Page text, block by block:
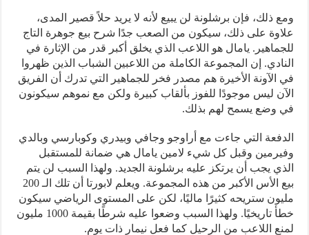
ومع ذلك، فإن برشلونة لن يبيع لأنه لا يريد حلاً قصير المدى،
علاوة على ذلك، سيكون من الصعب جدًا شرح بيع جوهرة التاج
للجماهير. يامال هو اللاعب الذي يخلق أكبر قدر من الإثارة في
النادي. إن المجموعة الكاملة من اللاعبين الشباب الذين ظهروا
في الآونة الأخيرة هم مصدر فخر للجماهير التي تدرك أن الفريق
الآن ليس موجودًا للفوز بألقاب كبيرة ولكن مع نموهم سيكونون
في وضع يسمح لهم بذلك.
الدفعة التي جاءت مع أراوجو وجافي وبيدري وكوبارسي وبالدي
وفيرمين وقبل كل شيء لامين يامال هي ضمانة للمستقبل
الذي يجب أن يرتكز عليه برشلونة الجديد. ولهذا السبب لن يتم
بيع الأس الأكبر من هذه المجموعة. ويعلم لابورتا أن تلك الـ 200
مليون ستريحه كثيرًا ماليًا، لكن على المستوى الرياضي سيكون
خطأ تاريخيًا. ولهذا السبب وضعوا عليه شرطًا بقيمة 1000 مليون
لمنع اللاعب من الرحيل كما فعل نيمار ذات يوم.